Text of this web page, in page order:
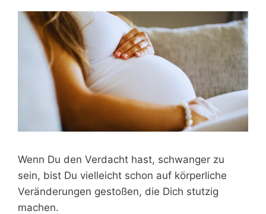
Wenn Du den Verdacht hast, schwanger zu
sein, bist Du vielleicht schon auf körperliche
Veränderungen gestoßen, die Dich stutzig
machen.